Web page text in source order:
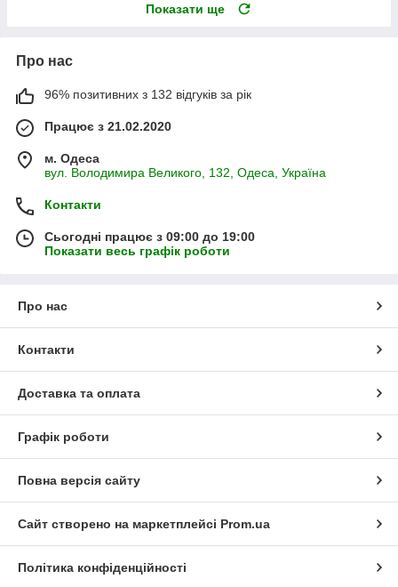
Показати ще
Про нас
96% позитивних з 132 відгуків за рік
Працює з 21.02.2020
м. Одеса
вул. Володимира Великого, 132, Одеса, Україна
Контакти
Сьогодні працює з 09:00 до 19:00
Показати весь графік роботи
Про нас
Контакти
Доставка та оплата
Графік роботи
Повна версія сайту
Сайт створено на маркетплейсі Prom.ua
Політика конфіденційності